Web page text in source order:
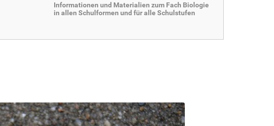
Informationen und Materialien zum Fach Biologie
in allen Schulformen und für alle Schulstufen